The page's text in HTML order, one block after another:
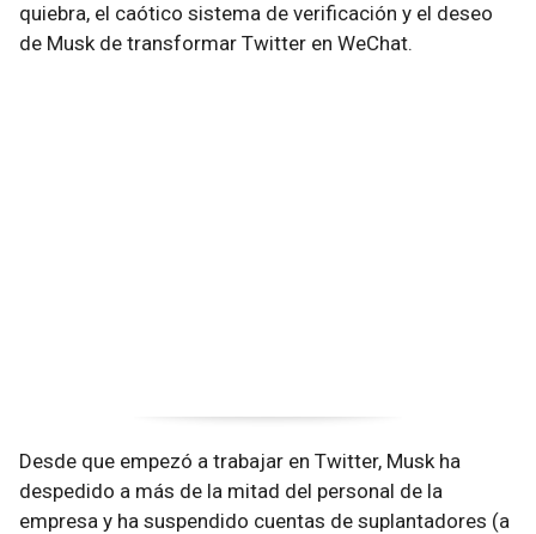
quiebra, el caótico sistema de verificación y el deseo
de Musk de transformar Twitter en WeChat.
Desde que empezó a trabajar en Twitter, Musk ha
despedido a más de la mitad del personal de la
empresa y ha suspendido cuentas de suplantadores (a